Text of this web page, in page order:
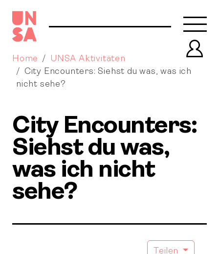
Home
UNSA Aktivitäten
City Encounters: Siehst du was, was ich
nicht sehe?
City Encounters:
Siehst du was,
was ich nicht
sehe?
Teilen